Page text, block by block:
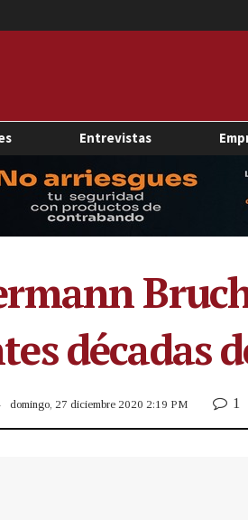
Entrevistas
décadas
domingo, 27 diciembre 2020 2:19 PM 1